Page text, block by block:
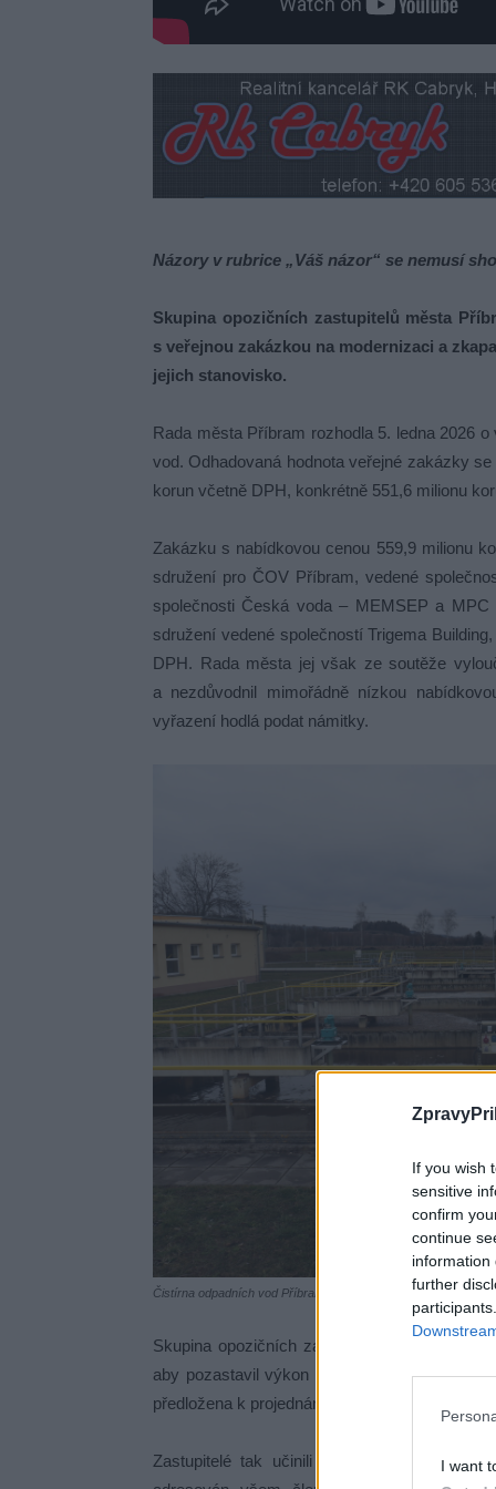
If you wish
sensitive
confirm
continue
information
further
I want
Názory v rubrice „Váš názor“ se nemusí
Skupina opozičních zastupitelů města
s veřejnou zakázkou na modernizaci a
jejich stanovisko.
Rada města Příbram rozhodla 5. ledna 2026
vod. Odhadovaná hodnota veřejné zakázky
korun včetně DPH, konkrétně 551,6 milionu
Zakázku s nabídkovou cenou 559,9 milionu
sdružení pro ČOV Příbram, vedené
společnosti Česká voda – MEMSEP a
sdružení vedené společností Trigema
DPH. Rada města jej však ze soutěže
a nezdůvodnil mimořádně nízkou
vyřazení hodlá podat námitky.
Čistírna odpadních vod Příbram. Foto: Zprávy Příbram
Skupina opozičních zastupitelů města
aby pozastavil výkon usnesení rady města
předložena k projednání zastupitelstvu na jeho
Zastupitelé tak učinili v reakci na dopis